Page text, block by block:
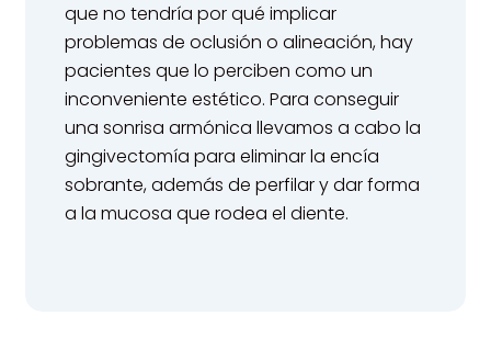
que no tendría por qué implicar
problemas de oclusión o alineación, hay
pacientes que lo perciben como un
inconveniente estético. Para conseguir
una sonrisa armónica llevamos a cabo la
gingivectomía para eliminar la encía
sobrante, además de perfilar y dar forma
a la mucosa que rodea el diente.